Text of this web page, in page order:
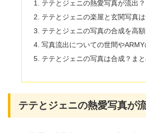
テテとジェニの熱愛写真が流出？
テテとジェニの楽屋と玄関写真
テテとジェニの写真の合成を高
写真流出についての世間や
テテとジェニの写真は合成？ま
テテとジェニの熱愛写真が